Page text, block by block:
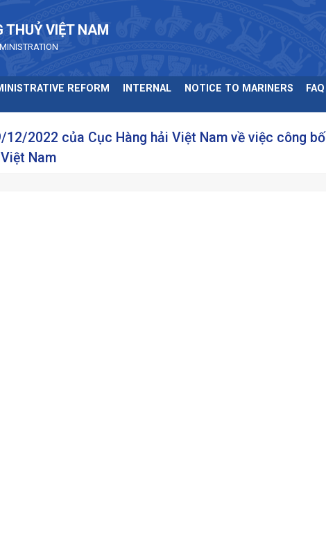
THUỶ VIỆT NAM
REFORM INTERNAL NOTICE TO MARINERS FAQ
2022 của Cục Hàng hải Việt Nam về việc công bố
Nam